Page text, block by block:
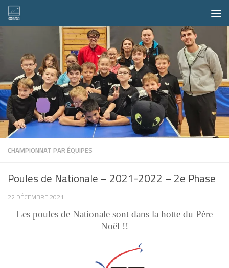
Skip to content
CHAMPIONNAT PAR ÉQUIPES
Poules de Nationale – 2021-2022 – 2e Phase
22 DÉCEMBRE 2021
Les poules de Nationale sont dans la hotte du Père
Noël !!